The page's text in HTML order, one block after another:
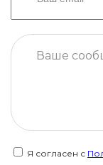
Я согласен с